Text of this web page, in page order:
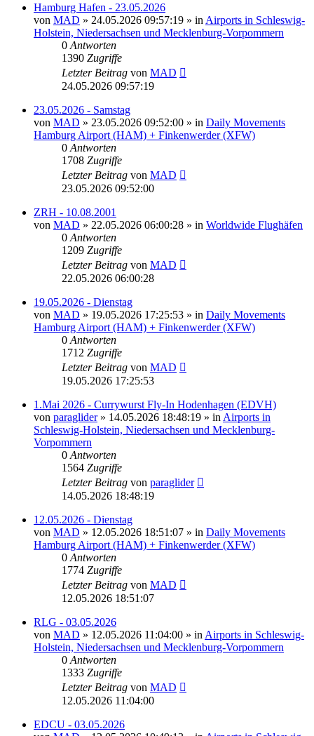
Hamburg Hafen - 23.05.2026
von MAD » 24.05.2026 09:57:19 » in Airports in Schleswig-
Holstein, Niedersachsen und Mecklenburg-Vorpommern
0 Antworten
1390 Zugriffe
Letzter Beitrag von MAD
24.05.2026 09:57:19
23.05.2026 - Samstag
von MAD » 23.05.2026 09:52:00 » in Daily Movements
Hamburg Airport (HAM) + Finkenwerder (XFW)
0 Antworten
1708 Zugriffe
Letzter Beitrag von MAD
23.05.2026 09:52:00
ZRH - 10.08.2001
von MAD » 22.05.2026 06:00:28 » in Worldwide Flughäfen
0 Antworten
1209 Zugriffe
Letzter Beitrag von MAD
22.05.2026 06:00:28
19.05.2026 - Dienstag
von MAD » 19.05.2026 17:25:53 » in Daily Movements
Hamburg Airport (HAM) + Finkenwerder (XFW)
0 Antworten
1712 Zugriffe
Letzter Beitrag von MAD
19.05.2026 17:25:53
1.Mai 2026 - Currywurst Fly-In Hodenhagen (EDVH)
von paraglider» 14.05.2026 18:48:19 » in Airports in
Schleswig-Holstein, Niedersachsen und Mecklenburg-
Vorpommern
0 Antworten
1564 Zugriffe
Letzter Beitrag von paraglider
14.05.2026 18:48:19
12.05.2026 - Dienstag
von MAD » 12.05.2026 18:51:07 » in Daily Movements
Hamburg Airport (HAM) + Finkenwerder (XFW)
0 Antworten
1774 Zugriffe
Letzter Beitrag von MAD
12.05.2026 18:51:07
RLG - 03.05.2026
von MAD » 12.05.2026 11:04:00 » in Airports in Schleswig-
Holstein, Niedersachsen und Mecklenburg-Vorpommern
0 Antworten
1333 Zugriffe
Letzter Beitrag von MAD
12.05.2026 11:04:00
EDCU - 03.05.2026